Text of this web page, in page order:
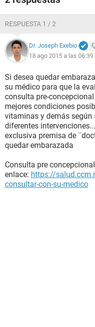
RESPUESTA 1 / 2
Dr. Joseph Exebio
18 ago 2015 a las 06:39
Si desea quedar
su médico para que la
consulta pre-
mejores condiciones
vitaminas y demás
diferentes
exclusiva premisa de
quedar embarazada
Consulta pre
enlace: https://
consultar-con-su-medico